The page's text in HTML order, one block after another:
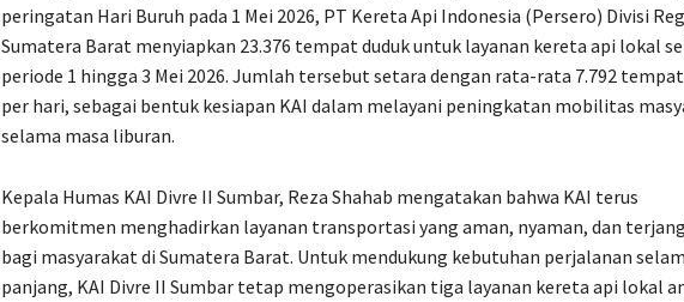
peringatan Hari Buruh pada 1 Mei 2026, PT Kereta Api Indonesia (Persero) Divisi
Sumatera Barat menyiapkan 23.376 tempat duduk untuk layanan kereta api lokal
periode 1 hingga 3 Mei 2026. Jumlah tersebut setara dengan rata-rata 7.792
per hari, sebagai bentuk kesiapan KAI dalam melayani peningkatan mobilitas
selama masa liburan.
Kepala Humas KAI Divre II Sumbar, Reza Shahab mengatakan bahwa KAI terus
berkomitmen menghadirkan layanan transportasi yang aman, nyaman, dan
bagi masyarakat di Sumatera Barat. Untuk mendukung kebutuhan perjalanan
panjang, KAI Divre II Sumbar tetap mengoperasikan tiga layanan kereta api lokal